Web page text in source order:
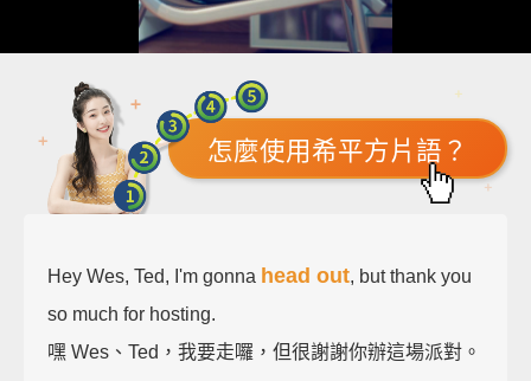
怎麼使用希平方片語？
Hey Wes, Ted, I'm gonna head out, but thank you
so much for hosting.
嘿 Wes、Ted，我要走囉，但很謝謝你辦這場派對。